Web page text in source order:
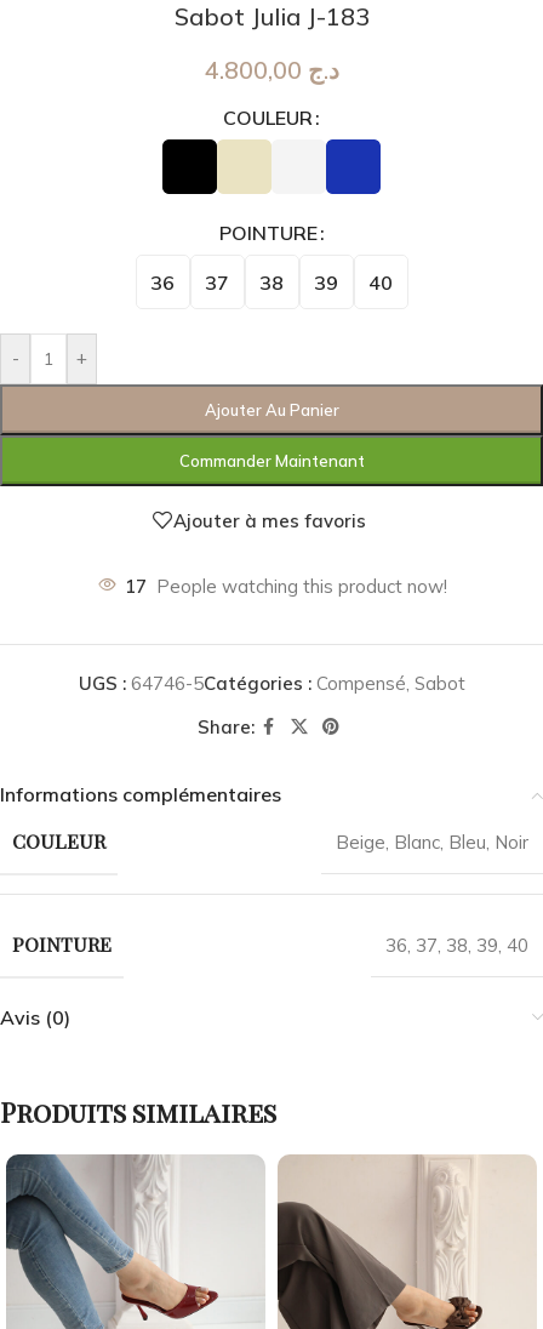
Sabot Julia J-183
د.ج
COULEUR
POINTURE
36 37 38 39 40
- +
Ajouter Au Panier
Commander Maintenant
Ajouter à mes favoris
17 People watching this product now!
UGS : 64746-5Catégories : Compensé, Sabot
Share:
Informations complémentaires
COULEUR Beige, Blanc, Bleu, Noir
POINTURE 36, 37, 38, 39, 40
Avis (0)
Produits similaires